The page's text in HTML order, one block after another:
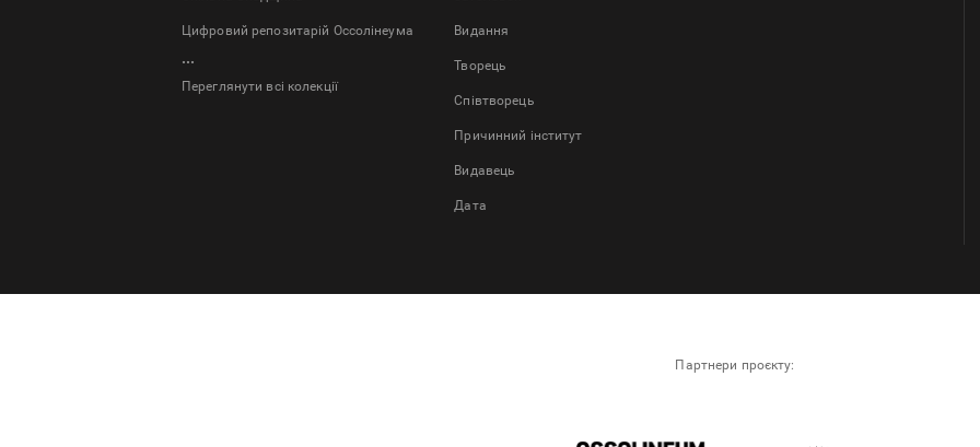
Цифровий репозитарій Оссолінеума
...
Переглянути всі колекції
Bидання
Творець
Співтворець
Причинний інститут
Видавець
Дата
Партнери проєкту: